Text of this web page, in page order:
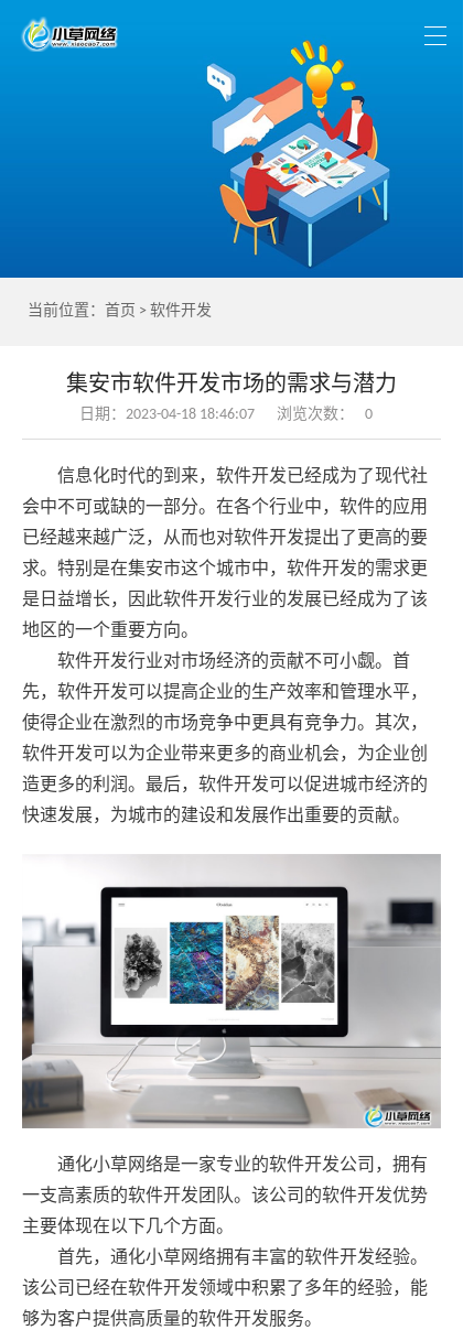
当前位置： 首页 >软件开发
集安市软件开发市场的需求与潜力
日期：2023-04-18 18:46:07 浏览次数： 0
信息化时代的到来，软件开发已经成为了现代社
会中不可或缺的一部分。在各个行业中，软件的应用
已经越来越广泛，从而也对软件开发提出了更高的要
求。特别是在集安市这个城市中，软件开发的需求更
是日益增长，因此软件开发行业的发展已经成为了该
地区的一个重要方向。
软件开发行业对市场经济的贡献不可小觑。首
先，软件开发可以提高企业的生产效率和管理水平，
使得企业在激烈的市场竞争中更具有竞争力。其次，
软件开发可以为企业带来更多的商业机会，为企业创
造更多的利润。最后，软件开发可以促进城市经济的
快速发展，为城市的建设和发展作出重要的贡献。
通化小草网络是一家专业的软件开发公司，拥有
一支高素质的软件开发团队。该公司的软件开发优势
主要体现在以下几个方面。
首先，通化小草网络拥有丰富的软件开发经验。
该公司已经在软件开发领域中积累了多年的经验，能
够为客户提供高质量的软件开发服务。